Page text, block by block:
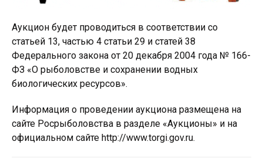
Аукцион будет проводиться в соответствии со
статьей 13, частью 4 статьи 29 и статей 38
Федерального закона от 20 декабря 2004 года № 166-
ФЗ «О рыболовстве и сохранении водных
биологических ресурсов».
Информация о проведении аукциона размещена на
сайте Росрыболовства в разделе «Аукционы» и на
официальном сайте http://www.torgi.gov.ru.